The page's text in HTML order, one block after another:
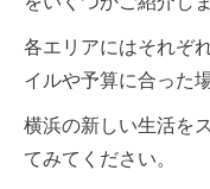
各エリアにはそれぞ
イルや予算に合った
横浜の新しい生活を
てみてください。